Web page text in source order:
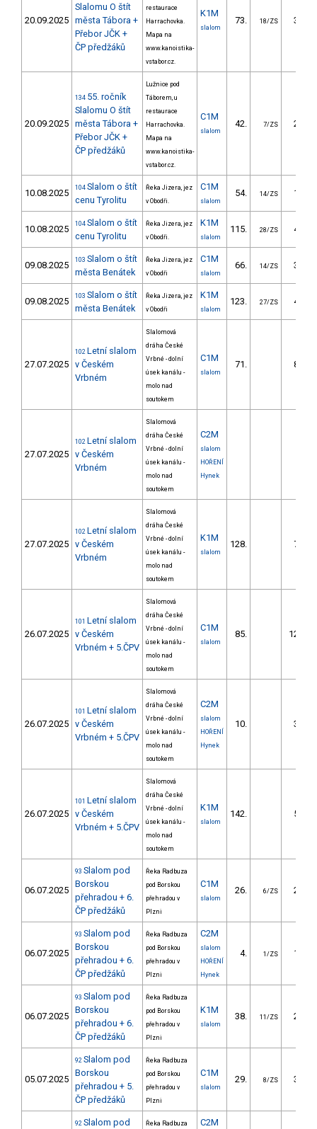
20.09.2025
Slalomu O štít
města Tábora +
Přebor JČK +
ČP předžáků
restaurace
Harrachovka.
Mapa na
www.kanoistika-
vstabor.cz.
K1M
slalom
73. 18/ZS 33.78
20.09.2025
134 55. ročník
Slalomu O štít
města Tábora +
Přebor JČK +
ČP předžáků
Lužnice pod
Táborem, u
restaurace
Harrachovka.
Mapa na
www.kanoistika-
vstabor.cz.
C1M
slalom
42. 7/ZS 28.57
10.08.2025 104 Slalom o štít
cenu Tyrolitu
Řeka Jizera, jez
v Obodři.
C1M
slalom
54. 14/ZS 17.64
10.08.2025 104 Slalom o štít
cenu Tyrolitu
Řeka Jizera, jez
v Obodři.
K1M
slalom
115. 28/ZS 47.28
09.08.2025 103 Slalom o štít
města Benátek
Řeka Jizera, jez
v Obodři
C1M
slalom
66. 14/ZS 36.02
09.08.2025 103 Slalom o štít
města Benátek
Řeka Jizera, jez
v Obodři
K1M
slalom
123. 27/ZS 40.74
27.07.2025
102 Letní slalom
v Českém
Vrbném
Slalomová
dráha České
Vrbné - dolní
úsek kanálu -
molo nad
soutokem
C1M
slalom
71. 84.05
27.07.2025
102 Letní slalom
v Českém
Vrbném
Slalomová
dráha České
Vrbné - dolní
úsek kanálu -
molo nad
soutokem
C2M
slalom
HOŘENÍ
Hynek
27.07.2025
102 Letní slalom
v Českém
Vrbném
Slalomová
dráha České
Vrbné - dolní
úsek kanálu -
molo nad
soutokem
K1M
slalom
128. 75.01
26.07.2025
101 Letní slalom
v Českém
Vrbném + 5.ČPV
Slalomová
dráha České
Vrbné - dolní
úsek kanálu -
molo nad
soutokem
C1M
slalom
85. 123.68
26.07.2025
101 Letní slalom
v Českém
Vrbném + 5.ČPV
Slalomová
dráha České
Vrbné - dolní
úsek kanálu -
molo nad
soutokem
C2M
slalom
HOŘENÍ
Hynek
10. 36.85
26.07.2025
101 Letní slalom
v Českém
Vrbném + 5.ČPV
Slalomová
dráha České
Vrbné - dolní
úsek kanálu -
molo nad
soutokem
K1M
slalom
142. 57.94
06.07.2025
93 Slalom pod
Borskou
přehradou + 6.
ČP předžáků
Řeka Radbuza
pod Borskou
přehradou v
Plzni
C1M
slalom
26. 6/ZS 25.61
06.07.2025
93 Slalom pod
Borskou
přehradou + 6.
ČP předžáků
Řeka Radbuza
pod Borskou
přehradou v
Plzni
C2M
slalom
HOŘENÍ
Hynek
4. 1/ZS 12.49
06.07.2025
93 Slalom pod
Borskou
přehradou + 6.
ČP předžáků
Řeka Radbuza
pod Borskou
přehradou v
Plzni
K1M
slalom
38. 11/ZS 26.32
05.07.2025
92 Slalom pod
Borskou
přehradou + 5.
ČP předžáků
Řeka Radbuza
pod Borskou
přehradou v
Plzni
C1M
slalom
29. 8/ZS 35.67
92 Slalom pod Řeka Radbuza C2M